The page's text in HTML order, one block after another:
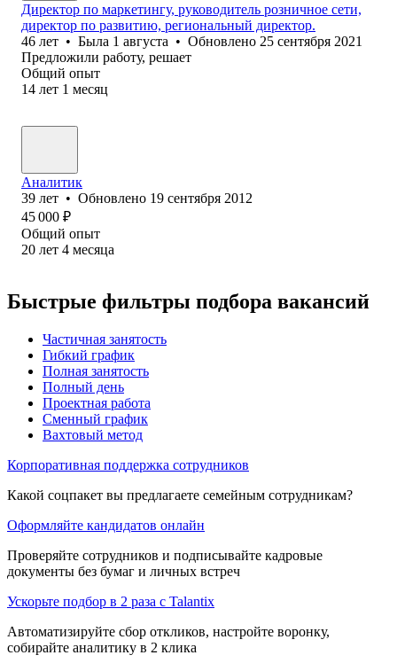
Директор по маркетингу, руководитель розничное сети,
директор по развитию, региональный директор.
46 лет • Была 1 августа • Обновлено 25 сентября 2021
Предложили работу, решает
Общий опыт
14 лет 1 месяц
Аналитик
39 лет • Обновлено 19 сентября 2012
45 000 ₽
Общий опыт
20 лет 4 месяца
Быстрые фильтры подбора вакансий
Частичная занятость
Гибкий график
Полная занятость
Полный день
Проектная работа
Сменный график
Вахтовый метод
Корпоративная поддержка сотрудников
Какой соцпакет вы предлагаете семейным сотрудникам?
Оформляйте кандидатов онлайн
Проверяйте сотрудников и подписывайте кадровые
документы без бумаг и личных встреч
Ускорьте подбор в 2 раза с Talantix
Автоматизируйте сбор откликов, настройте воронку,
собирайте аналитику в 2 клика